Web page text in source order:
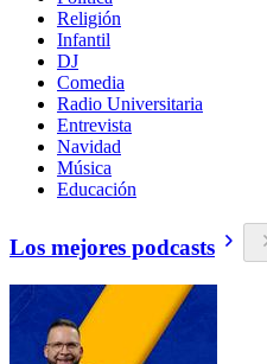
Religión
Infantil
DJ
Comedia
Radio Universitaria
Entrevista
Navidad
Música
Educación
Los mejores podcasts